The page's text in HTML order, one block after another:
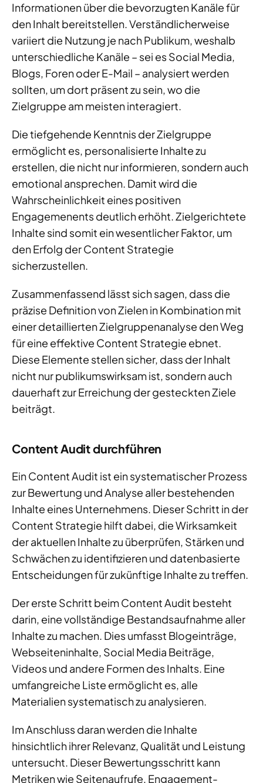
Informationen über die bevorzugten Kanäle für
den Inhalt bereitstellen. Verständlicherweise
variiert die Nutzung je nach Publikum, weshalb
unterschiedliche Kanäle – sei es Social Media,
Blogs, Foren oder E-Mail – analysiert werden
sollten, um dort präsent zu sein, wo die
Zielgruppe am meisten interagiert.
Die tiefgehende Kenntnis der Zielgruppe
ermöglicht es, personalisierte Inhalte zu
erstellen, die nicht nur informieren, sondern auch
emotional ansprechen. Damit wird die
Wahrscheinlichkeit eines positiven
Engagemenents deutlich erhöht. Zielgerichtete
Inhalte sind somit ein wesentlicher Faktor, um
den Erfolg der Content Strategie
sicherzustellen.
Zusammenfassend lässt sich sagen, dass die
präzise Definition von Zielen in Kombination mit
einer detaillierten Zielgruppenanalyse den Weg
für eine effektive Content Strategie ebnet.
Diese Elemente stellen sicher, dass der Inhalt
nicht nur publikumswirksam ist, sondern auch
dauerhaft zur Erreichung der gesteckten Ziele
beiträgt.
Content Audit durchführen
Ein Content Audit ist ein systematischer Prozess
zur Bewertung und Analyse aller bestehenden
Inhalte eines Unternehmens. Dieser Schritt in der
Content Strategie hilft dabei, die Wirksamkeit
der aktuellen Inhalte zu überprüfen, Stärken und
Schwächen zu identifizieren und datenbasierte
Entscheidungen für zukünftige Inhalte zu treffen.
Der erste Schritt beim Content Audit besteht
darin, eine vollständige Bestandsaufnahme aller
Inhalte zu machen. Dies umfasst Blogeinträge,
Webseiteninhalte, Social Media Beiträge,
Videos und andere Formen des Inhalts. Eine
umfangreiche Liste ermöglicht es, alle
Materialien systematisch zu analysieren.
Im Anschluss daran werden die Inhalte
hinsichtlich ihrer Relevanz, Qualität und Leistung
untersucht. Dieser Bewertungsschritt kann
Metriken wie Seitenaufrufe, Engagement-